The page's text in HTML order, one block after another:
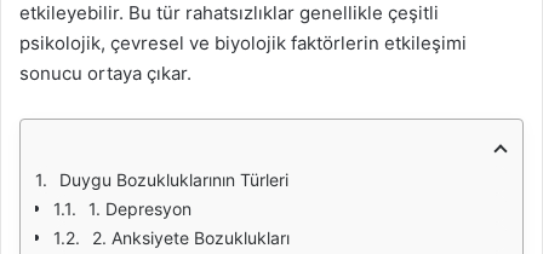
etkileyebilir. Bu tür rahatsızlıklar genellikle çeşitli
psikolojik, çevresel ve biyolojik faktörlerin etkileşimi
sonucu ortaya çıkar.
Duygu Bozukluklarının Türleri
1. Depresyon
2. Anksiyete Bozuklukları